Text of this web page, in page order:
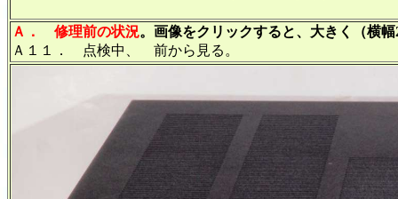
Ａ． 修理前の状況。画像をクリックすると、大きく（横
Ａ１１． 点検中、 前から見る。